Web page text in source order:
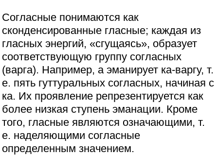
Согласные понимаются как
сконденсированные гласные; каждая из
гласных энергий, «сгущаясь», образует
соответствующую группу согласных
(варга). Например, а эманирует ка-варгу, т.
е. пять гуттуральных согласных, начиная с
ка. Их проявление репрезентируется как
более низкая ступень эманации. Кроме
того, гласные являются означающими, т.
е. наделяющими согласные
определенным значением.